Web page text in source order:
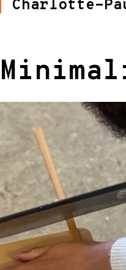
Charlotte-